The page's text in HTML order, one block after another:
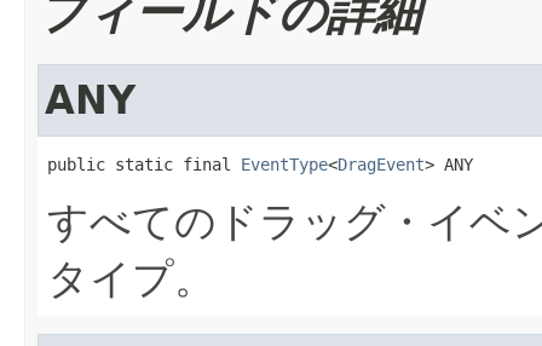
フィールドの詳細
ANY
public static final EventType<DragEvent> ANY
すべてのドラッグ・イベ
タイプ。